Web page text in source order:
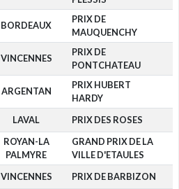
BORDEAUX
PRIX DE
MAUQUENCHY
VINCENNES
PRIX DE
PONTCHATEAU
ARGENTAN
PRIX HUBERT
HARDY
LAVAL PRIX DES ROSES
ROYAN-LA
PALMYRE
GRAND PRIX DE LA
VILLE D'ETAULES
VINCENNES PRIX DE BARBIZON